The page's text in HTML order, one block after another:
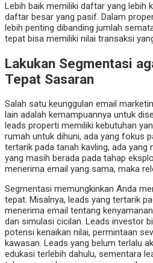
Lebih baik memiliki daftar yang lebih
daftar besar yang pasif. Dalam
lebih penting dibanding jumlah
tepat bisa memiliki nilai transaksi
Lakukan Segmentasi
Tepat Sasaran
Salah satu keunggulan email
lain adalah kemampuannya untuk
leads properti memiliki kebutuhan
rumah untuk dihuni, ada yang fokus
tertarik pada tanah kavling, ada yang
yang masih berada pada tahap
menerima email yang sama, maka
Segmentasi memungkinkan Anda
tepat. Misalnya, leads yang tertarik
menerima email tentang
dan simulasi cicilan. Leads investor
potensi kenaikan nilai, permintaan
kawasan. Leads yang belum terlalu
edukasi terlebih dahulu, sementara